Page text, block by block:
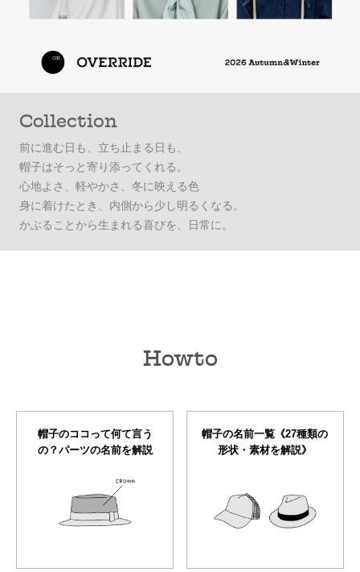
Collection
前に進む日も、立ち止まる日も、
帽子はそっと寄り添ってくれる。
心地よさ、軽やかさ、冬に映える色
身に着けたとき、内側から少し明るくなる。
かぶることから生まれる喜びを、日常に。
Howto
帽子のココって何て言う
の？パーツの名前を解説
帽子の名前一覧《27種類の
形状・素材を解説》